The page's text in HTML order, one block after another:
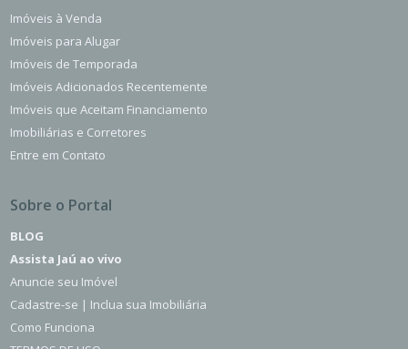
Imóveis à Venda
Imóveis para Alugar
Imóveis de Temporada
Imóveis Adicionados Recentemente
Imóveis que Aceitam Financiamento
Imobiliárias e Corretores
Entre em Contato
Sobre o Portal
BLOG
Assista Jaú ao vivo
Anuncie seu Imóvel
Cadastre-se | Inclua sua Imobiliária
Como Funciona